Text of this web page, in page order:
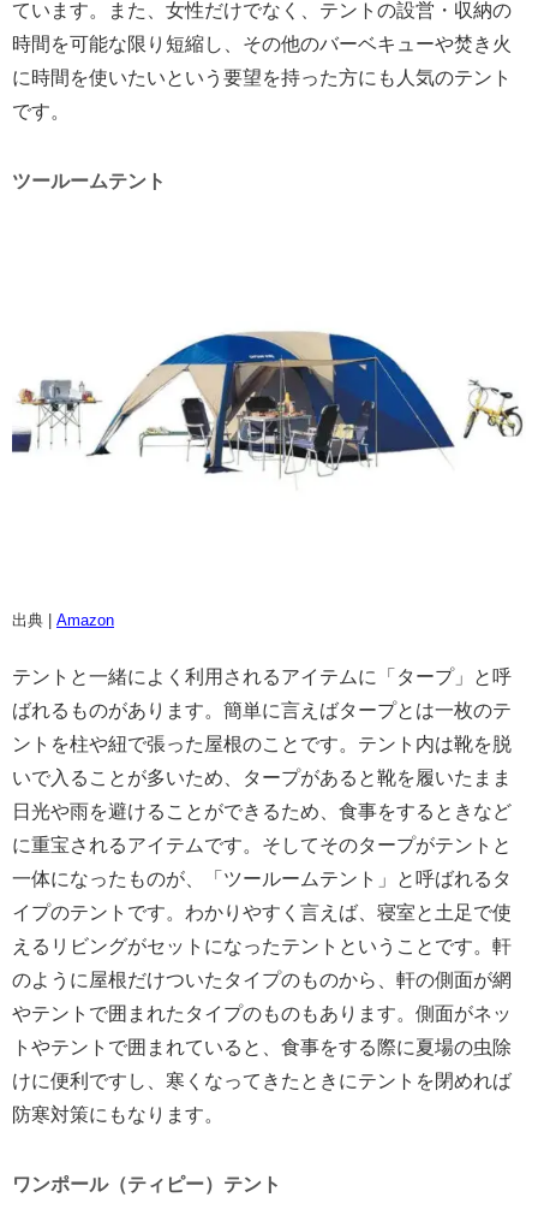
ています。また、女性だけでなく、テントの設営・収納の
時間を可能な限り短縮し、その他のバーベキューや焚き火
に時間を使いたいという要望を持った方にも人気のテント
です。
ツールームテント
出典 | Amazon
テントと一緒によく利用されるアイテムに「タープ」と呼
ばれるものがあります。簡単に言えばタープとは一枚のテ
ントを柱や紐で張った屋根のことです。テント内は靴を脱
いで入ることが多いため、タープがあると靴を履いたまま
日光や雨を避けることができるため、食事をするときなど
に重宝されるアイテムです。そしてそのタープがテントと
一体になったものが、「ツールームテント」と呼ばれるタ
イプのテントです。わかりやすく言えば、寝室と土足で使
えるリビングがセットになったテントということです。軒
のように屋根だけついたタイプのものから、軒の側面が網
やテントで囲まれたタイプのものもあります。側面がネッ
トやテントで囲まれていると、食事をする際に夏場の虫除
けに便利ですし、寒くなってきたときにテントを閉めれば
防寒対策にもなります。
ワンポール（ティピー）テント